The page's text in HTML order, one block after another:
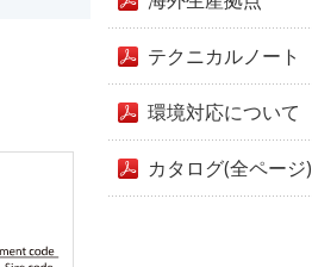
テクニカルノート
環境対応について
カタログ(全ページ)